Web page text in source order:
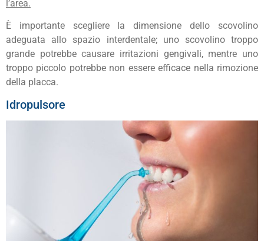
l’area.
È importante scegliere la dimensione dello scovolino
adeguata allo spazio interdentale; uno scovolino troppo
grande potrebbe causare irritazioni gengivali, mentre uno
troppo piccolo potrebbe non essere efficace nella rimozione
della placca.
Idropulsore